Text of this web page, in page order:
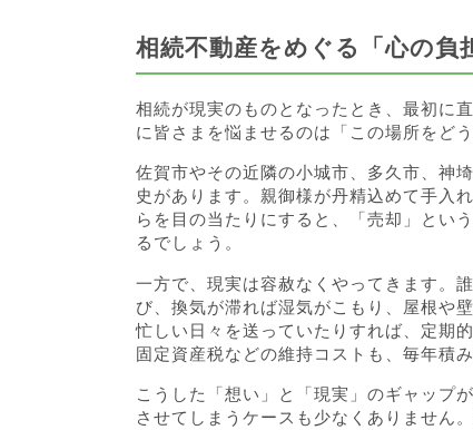
相続不動産をめぐる「心の負
相続が現実のものとなったとき、最初に
に皆さまを悩ませるのは「この場所をど
佐賀市やその近隣の小城市、多久市、神
史があります。親御様が丹精込めて手入
らを目の当たりにすると、「売却」とい
るでしょう。
一方で、現実は容赦なくやってきます。
び、換気が滞れば湿気がこもり、屋根や
忙しい日々を送っていたりすれば、定期
固定資産税などの維持コストも、毎年積
こうした「想い」と「現実」のギャップ
させてしまうケースも少なくありません